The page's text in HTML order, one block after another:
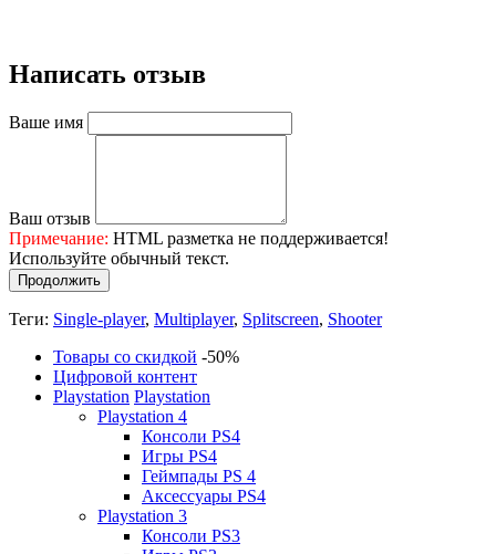
Написать отзыв
Ваше имя
Ваш отзыв
Примечание: HTML разметка не поддерживается!
Используйте обычный текст.
Продолжить
Теги: Single-player, Multiplayer, Splitscreen, Shooter
Товары со скидкой -50%
Цифровой контент
Playstation Playstation
Playstation 4
Консоли PS4
Игры PS4
Геймпады PS 4
Аксессуары PS4
Playstation 3
Консоли PS3